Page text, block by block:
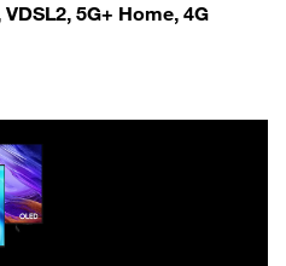
5G+ Home, 4G